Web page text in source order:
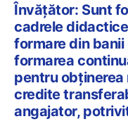
Învățător: Sunt
cadrele
formare din
formarea
pentru obținerea
credite
angajator,